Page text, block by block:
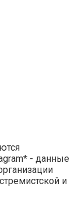
- данные
и